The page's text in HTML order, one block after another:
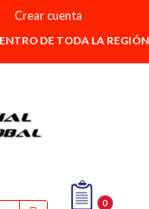
Crear cuenta
DE TODA LA REGIÓN
0